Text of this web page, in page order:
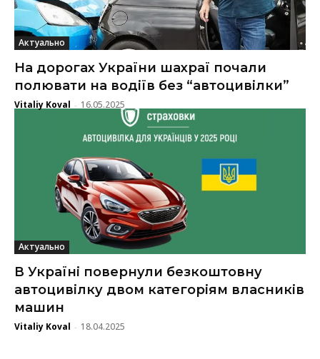
Актуально
На дорогах України шахраї почали
полювати на водіїв без “автоцивілки”
Vitaliy Koval - 16.05.2025
Актуально
В Україні повернули безкоштовну
автоцивілку двом категоріям власників
машин
Vitaliy Koval - 18.04.2025